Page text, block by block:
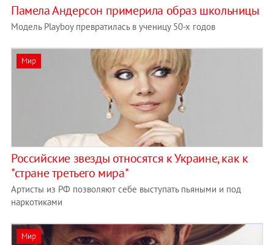
Памела Андерсон примерила образ школьницы
Модель Playboy превратилась в ученицу 50-х годов
Мир
Российские звезды относятся к Украине, как к
"стране третьего мира"
Артисты из РФ позволяют себе выступать пьяными и под
наркотиками
Мир